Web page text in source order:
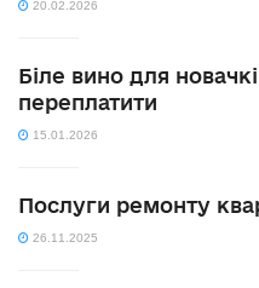
20.02.2026
Біле вино для
переплатити
15.01.2026
Послуги ремонту
26.11.2025